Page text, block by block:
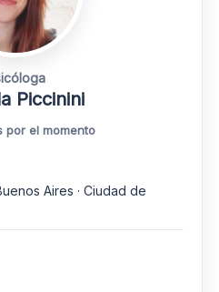
Piccinini
por el momento
Aires · Ciudad de